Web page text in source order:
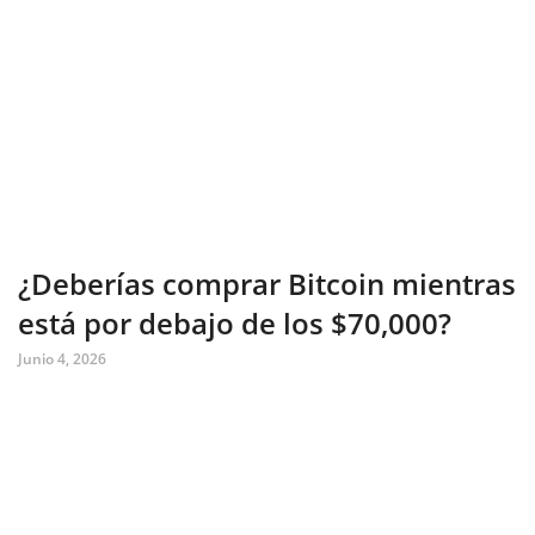
¿Deberías comprar Bitcoin mientras
está por debajo de los $70,000?
Junio 4, 2026